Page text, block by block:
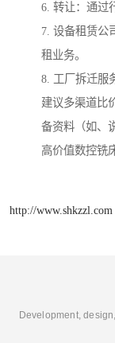
6. 转让：通过
7. 设备租赁公
租业务。
8. 工厂拆迁服
建议多渠道比
备资料（如、
高价值数控铣
http://www.shkzzl.com
Development,